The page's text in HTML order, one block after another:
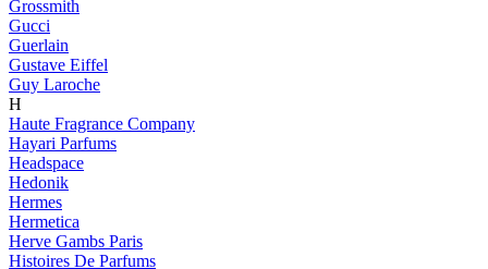
Grossmith
Gucci
Guerlain
Gustave Eiffel
Guy Laroche
H
Haute Fragrance Company
Hayari Parfums
Headspace
Hedonik
Hermes
Hermetica
Herve Gambs Paris
Histoires De Parfums